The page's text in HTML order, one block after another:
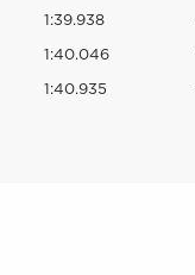
1:39.938
1:40.046
1:40.935